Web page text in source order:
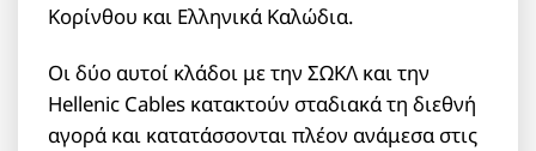
Κορίνθου και Ελληνικά Καλώδια.
Οι δύο αυτοί κλάδοι με την ΣΩΚΛ και την
Hellenic Cables κατακτούν σταδιακά τη διεθνή
αγορά και κατατάσσονται πλέον ανάμεσα στις